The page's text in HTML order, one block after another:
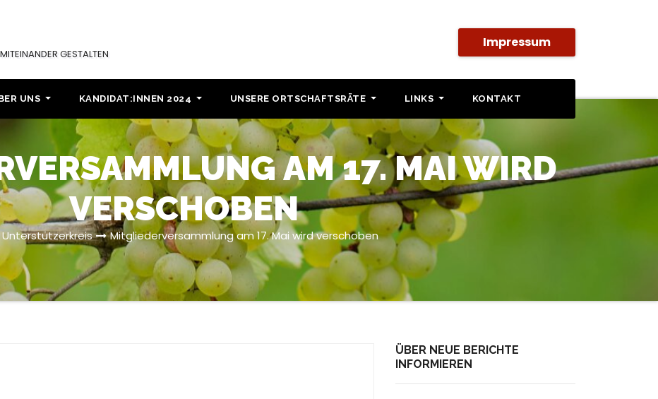
GESTALTEN
Impressum
UNS KANDIDAT:INNEN 2024 UNSERE ORTSCHAFTSRÄTE LINKS KONTAKT
AM 17. MAI WIRD
VERSCHOBEN
Unterstützerkreis Mitgliederversammlung am 17. Mai wird verschoben
ÜBER NEUE BERICHTE
INFORMIEREN